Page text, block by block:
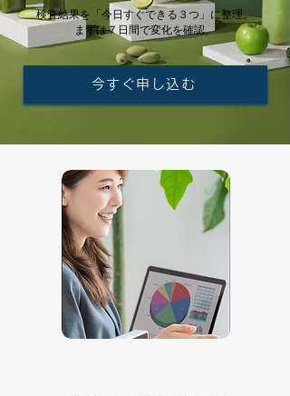
検査結果を「今日すぐできる３つ」に整理。
まずは７日間で変化を確認。
今すぐ申し込む